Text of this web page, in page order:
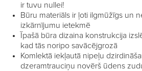
ir tuvu nullei!
Būru materiāls ir ļoti ilgmūžīgs un
izkārnījumu ietekmē
Īpašā būra dizaina konstrukcija
kad tās noripo savācējgrozā
Komlektā iekļautā nipeļu
dzeramtrauciņu novērš ūdens